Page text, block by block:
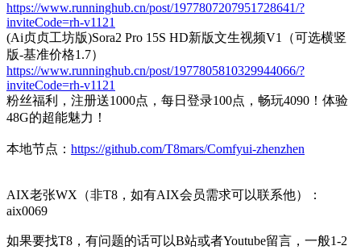
https://www.runninghub.cn/post/1977807207951728641/?
inviteCode=rh-v1121
(Ai贞贞工坊版)Sora2 Pro 15S HD新版文生视频V1（可选横竖
版-基准价格1.7）
https://www.runninghub.cn/post/1977805810329944066/?
inviteCode=rh-v1121
粉丝福利，注册送1000点，每日登录100点，畅玩4090！体验
48G的超能魅力！
本地节点： https://github.com/T8mars/Comfyui-zhenzhen
AIX老张WX（非T8，如有AIX会员需求可以联系他）：
aix0069
如果要找T8，有问题的话可以B站或者Youtube留言，一般1-2